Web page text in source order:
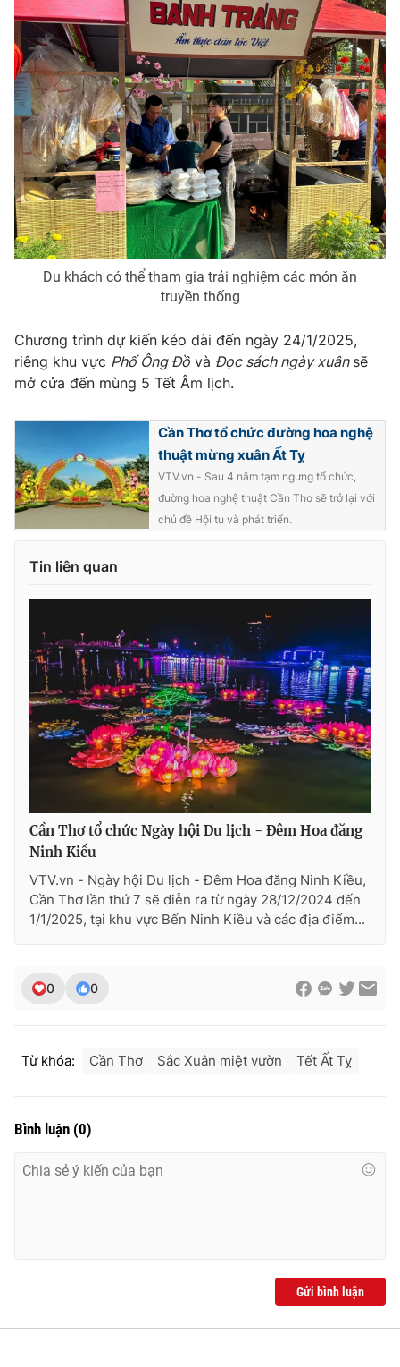
Du khách có thể tham gia trải nghiệm các món ăn
truyền thống
Chương trình dự kiến kéo dài đến ngày 24/1/2025,
riêng khu vực Phố Ông Đồ và Đọc sách ngày xuân sẽ
mở cửa đến mùng 5 Tết Âm lịch.
Cần Thơ tổ chức đường hoa nghệ
thuật mừng xuân Ất Tỵ
VTV.vn - Sau 4 năm tạm ngưng tổ chức,
đường hoa nghệ thuật Cần Thơ sẽ trở lại với
chủ đề Hội tụ và phát triển.
Tin liên quan
Cần Thơ tổ chức Ngày hội Du lịch - Đêm Hoa đăng
Ninh Kiều
VTV.vn - Ngày hội Du lịch - Đêm Hoa đăng Ninh Kiều,
Cần Thơ lần thứ 7 sẽ diễn ra từ ngày 28/12/2024 đến
1/1/2025, tại khu vực Bến Ninh Kiều và các địa điểm...
0 0
Từ khóa: Cần Thơ Sắc Xuân miệt vườn Tết Ất Tỵ
Bình luận (0)
Gửi bình luận